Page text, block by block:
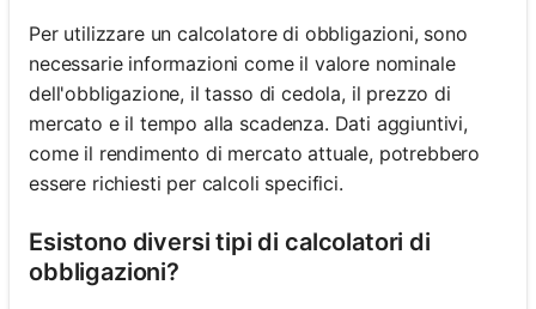
Per utilizzare un calcolatore di obbligazioni, sono
necessarie informazioni come il valore nominale
dell'obbligazione, il tasso di cedola, il prezzo di
mercato e il tempo alla scadenza. Dati aggiuntivi,
come il rendimento di mercato attuale, potrebbero
essere richiesti per calcoli specifici.
Esistono diversi tipi di calcolatori di
obbligazioni?